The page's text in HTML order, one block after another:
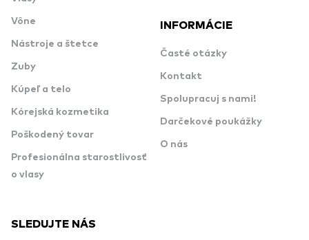
Vône
Nástroje a štetce
Zuby
Kúpeľ a telo
Kórejská kozmetika
Poškodený tovar
Profesionálna starostlivosť
o vlasy
INFORMÁCIE
Časté otázky
Kontakt
Spolupracuj s nami!
Darčekové poukážky
O nás
SLEDUJTE NÁS